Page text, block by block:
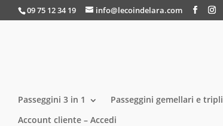
09 75 12 34 19 info@lecoindelara.com
Passeggini 3 in 1 Passeggini gemellari e tripli
Account cliente – Accedi